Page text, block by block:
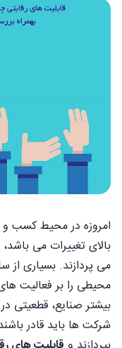
امروزه در محیط کسب
بالای تغییرات می
می پردازند. بسیاری از
محیطی را بر فعالیت
بیشتر صنایع، قطعیتی
شرکت ها باید قادر